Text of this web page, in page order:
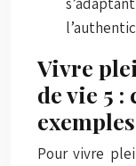
Vivre
de vie 5
Pour vivre